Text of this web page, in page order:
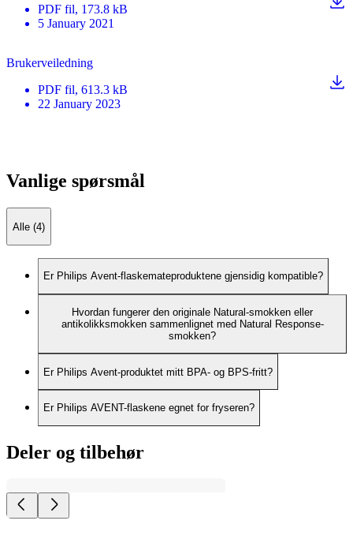
PDF fil, 173.8 kB
5 January 2021
Brukerveiledning
PDF fil, 613.3 kB
22 January 2023
Vanlige spørsmål
Alle (4)
Er Philips Avent-flaskemateproduktene gjensidig kompatible?
Hvordan fungerer den originale Natural-smokken eller
antikolikksmokken sammenlignet med Natural Response-
smokken?
Er Philips Avent-produktet mitt BPA- og BPS-fritt?
Er Philips AVENT-flaskene egnet for fryseren?
Deler og tilbehør